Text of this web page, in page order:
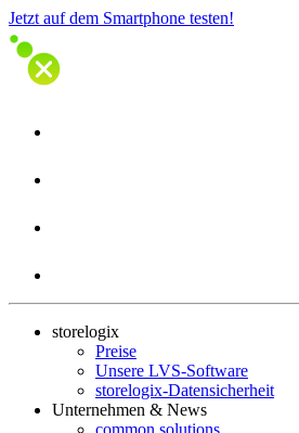
Jetzt auf dem Smartphone testen!
storelogix
Preise
Unsere LVS-Software
storelogix-Datensicherheit
Unternehmen & News